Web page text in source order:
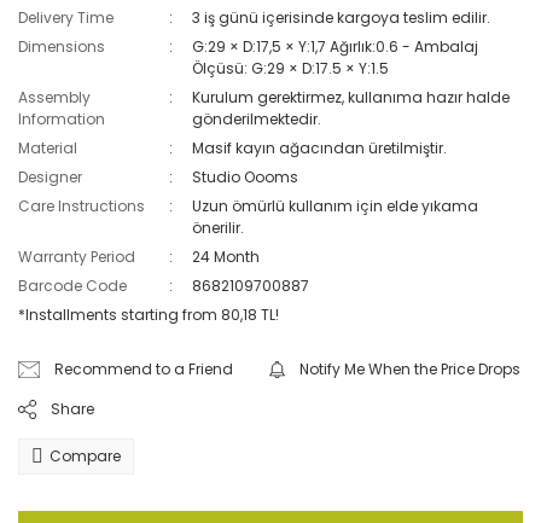
Delivery Time
3 iş günü içerisinde kargoya teslim edilir.
Dimensions
G:29 × D:17,5 × Y:1,7 Ağırlık:0.6 - Ambalaj
Ölçüsü: G:29 × D:17.5 × Y:1.5
Assembly
Information
Kurulum gerektirmez, kullanıma hazır halde
gönderilmektedir.
Material
Masif kayın ağacından üretilmiştir.
Designer
Studio Oooms
Care Instructions
Uzun ömürlü kullanım için elde yıkama
önerilir.
Warranty Period
24 Month
Barcode Code
8682109700887
*Installments starting from 80,18 TL!
Recommend to a Friend
Notify Me When the Price Drops
Share
Compare